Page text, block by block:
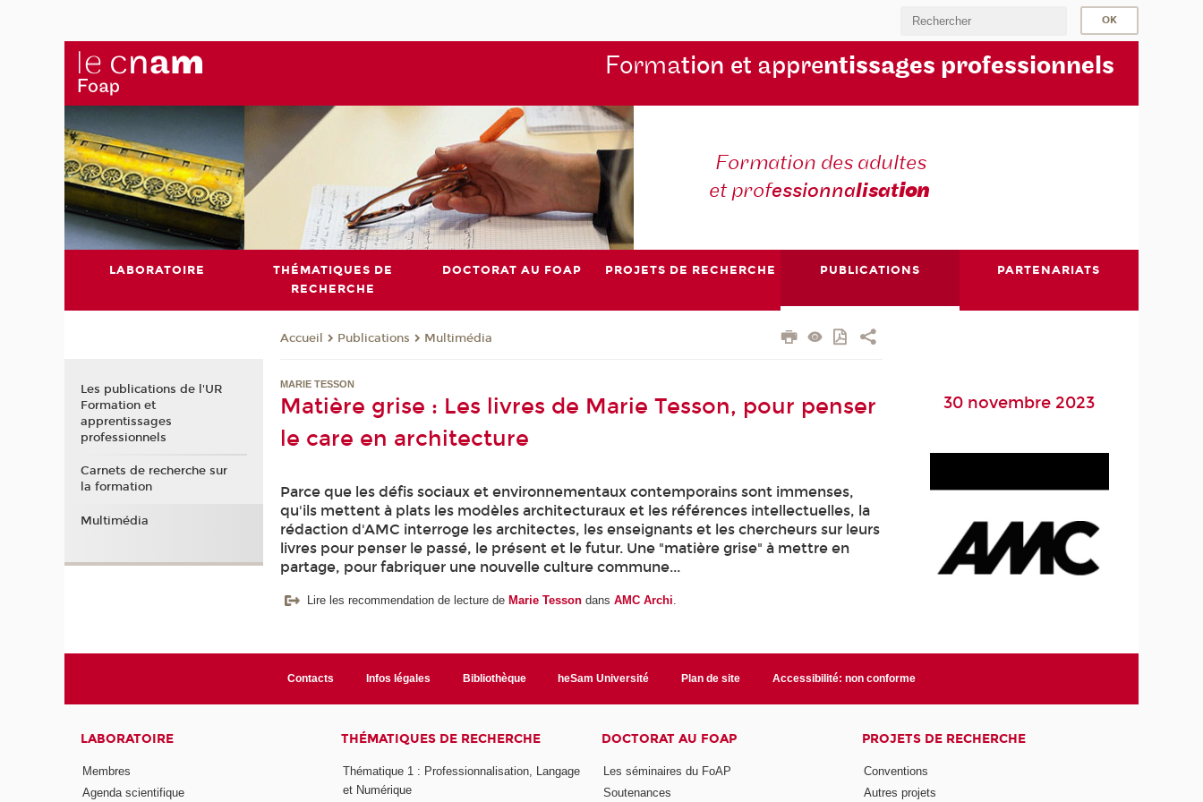
Formation et apprentissages professionnels
Formation des adultes
et professionnalisation
LABORATOIRE
THÉMATIQUES DE
RECHERCHE
DOCTORAT AU FOAP PROJETS DE RECHERCHE PUBLICATIONS PARTENARIATS
Accueil Publications Multimédia
MARIE TESSON
Matière grise : Les livres de Marie Tesson, pour penser
le care en architecture
Parce que les défis sociaux et environnementaux contemporains sont immenses,
qu'ils mettent à plats les modèles architecturaux et les références intellectuelles, la
rédaction d'AMC interroge les architectes, les enseignants et les chercheurs sur leurs
livres pour penser le passé, le présent et le futur. Une "matière grise" à mettre en
partage, pour fabriquer une nouvelle culture commune...
Lire les recommendation de lecture de Marie Tesson dansAMC Archi
30 novembre 2023
Les publications de l'UR
Formation et
apprentissages
professionnels
Carnets de recherche sur
la formation
Multimédia
Contacts Infos légales Bibliothèque heSam Université Plan de site Accessibilité: non conforme
LABORATOIRE
Membres
Agenda scientifique
THÉMATIQUES DE RECHERCHE
Thématique 1 : Professionnalisation, Langage
et Numérique
DOCTORAT AU FOAP
Les séminaires du FoAP
Soutenances
PROJETS DE RECHERCHE
Conventions
Autres projets